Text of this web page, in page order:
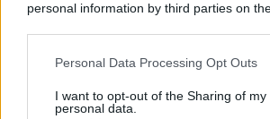
personal information by third parties on
This information may also be disclosed by
disclose it to other third parties.
Personal Data Processing Opt Outs
I want to opt-out of the Sharing of my
personal data.